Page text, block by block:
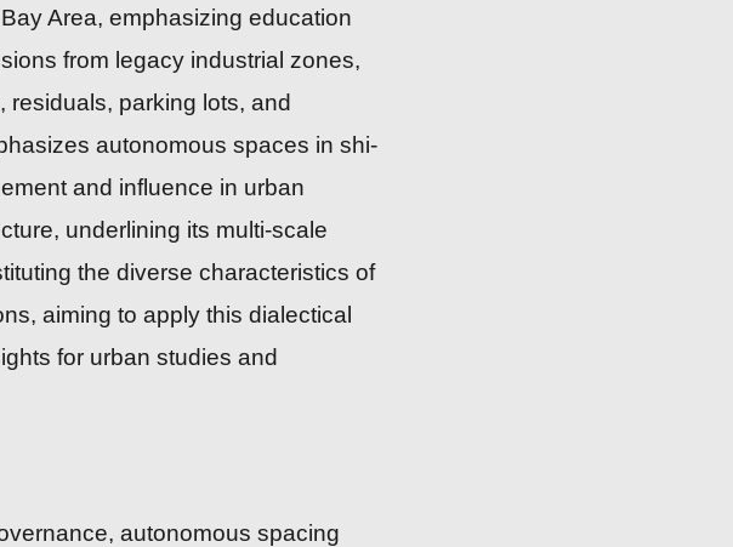
Area, emphasizing education
from legacy industrial zones,
parking lots, and
autonomous spaces in shi-
and influence in urban
underlining its multi-scale
the diverse characteristics of
aiming to apply this dialectical
for urban studies and
autonomous spacing